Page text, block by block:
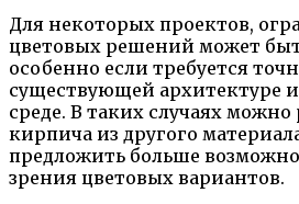
Для некоторых проектов,
цветовых решений может
особенно если требуется
существующей архитектуре
среде. В таких случаях
кирпича из другого
предложить больше
зрения цветовых вариантов.